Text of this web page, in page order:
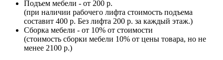
Подъем мебели - от 200 р.
(при наличии рабочего лифта стоимость подъема
составит 400 р. Без лифта 200 р. за каждый этаж.)
Сборка мебели - от 10% от стоимости
(стоимость сборки мебели 10% от цены товара, но не
менее 2100 р.)